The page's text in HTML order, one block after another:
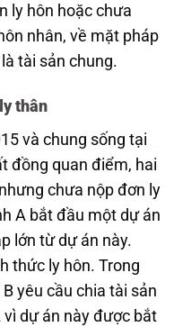
ly hôn hoặc chưa
nhân, về mặt pháp
tài sản chung.
thân
và chung sống tại
đồng quan điểm, hai
chưa nộp đơn ly
A bắt đầu một dự án
lớn từ dự án này.
thức ly hôn. Trong
yêu cầu chia tài sản
dự án này được bắt